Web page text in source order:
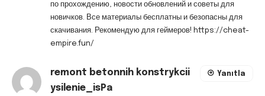
по прохождению, новости обновлений и советы для
новичков. Все материалы бесплатны и безопасны для
скачивания. Рекомендую для геймеров! https://cheat-
empire.fun/
remont betonnih konstrykcii
ysilenie_isPa
Yanıtla